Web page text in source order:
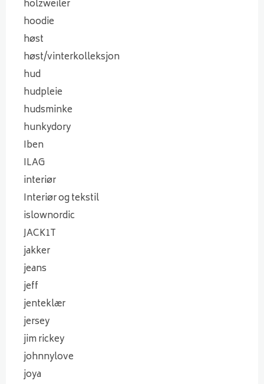
holzweiler
hoodie
høst
høst/vinterkolleksjon
hud
hudpleie
hudsminke
hunkydory
Iben
ILAG
interiør
Interiør og tekstil
islownordic
JACK1T
jakker
jeans
jeff
jenteklær
jersey
jim rickey
johnnylove
joya